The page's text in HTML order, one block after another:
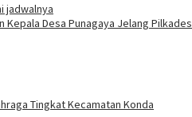
jadwalnya
Kepala Desa Punagaya Jelang Pilkades
Tingkat Kecamatan Konda